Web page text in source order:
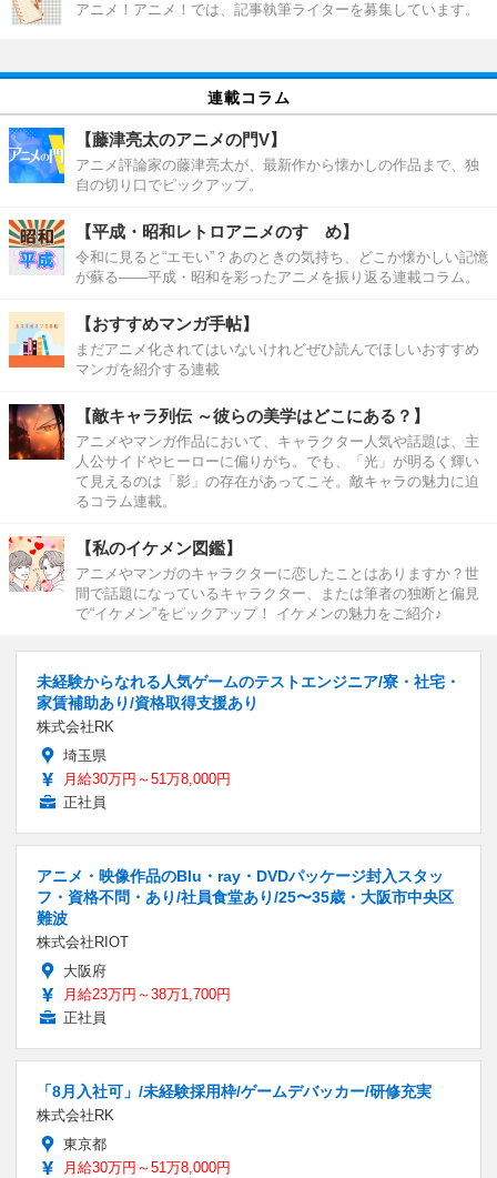
アニメ！アニメ！では、記事執筆ライターを募集しています。
連載コラム
【藤津亮太のアニメの門V】
アニメ評論家の藤津亮太が、最新作から懐かしの作品まで、独
自の切り口でピックアップ。
【平成・昭和レトロアニメのすゝめ】
令和に見ると“エモい”？あのときの気持ち、どこか懐かしい記憶
が蘇る――平成・昭和を彩ったアニメを振り返る連載コラム。
【おすすめマンガ手帖】
まだアニメ化されてはいないけれどぜひ読んでほしいおすすめ
マンガを紹介する連載
【敵キャラ列伝 ～彼らの美学はどこにある？】
アニメやマンガ作品において、キャラクター人気や話題は、主
人公サイドやヒーローに偏りがち。でも、「光」が明るく輝い
て見えるのは「影」の存在があってこそ。敵キャラの魅力に迫
るコラム連載。
【私のイケメン図鑑】
アニメやマンガのキャラクターに恋したことはありますか？世
間で話題になっているキャラクター、または筆者の独断と偏見
で“イケメン”をピックアップ！ イケメンの魅力をご紹介♪
未経験からなれる人気ゲームのテストエンジニア/寮・社宅・
家賃補助あり/資格取得支援あり
株式会社RK
埼玉県
月給30万円～51万8,000円
正社員
アニメ・映像作品のBlu・ray・DVDパッケージ封入スタッ
フ・資格不問・あり/社員食堂あり/25〜35歳・大阪市中央区
難波
株式会社RIOT
大阪府
月給23万円～38万1,700円
正社員
「8月入社可」/未経験採用枠/ゲームデバッカー/研修充実
株式会社RK
東京都
月給30万円～51万8,000円